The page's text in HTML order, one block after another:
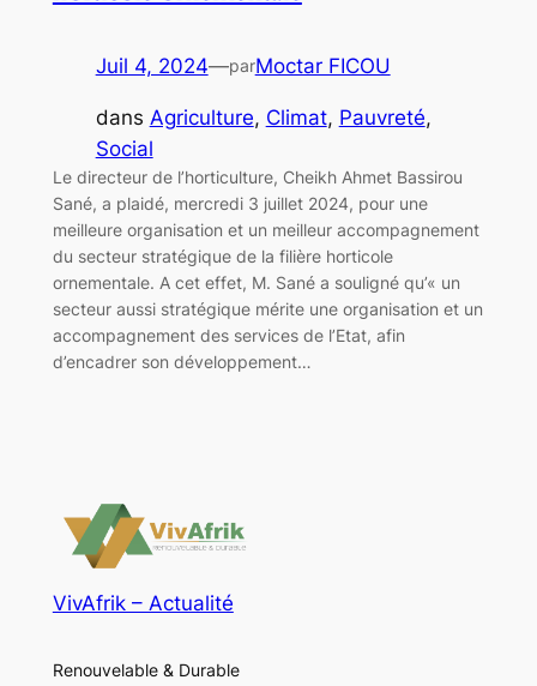
Juil 4, 2024—parMoctar FICOU
dans Agriculture, Climat, Pauvreté
Social
Le directeur de l’horticulture, Cheikh Ahmet Bassirou
Sané, a plaidé, mercredi 3 juillet 2024, pour une
meilleure organisation et un meilleur accompagnement
du secteur stratégique de la filière horticole
ornementale. A cet effet, M. Sané a souligné qu’« un
secteur aussi stratégique mérite une organisation et un
accompagnement des services de l’Etat, afin
d’encadrer son développement…
VivAfrik – Actualité
Renouvelable & Durable